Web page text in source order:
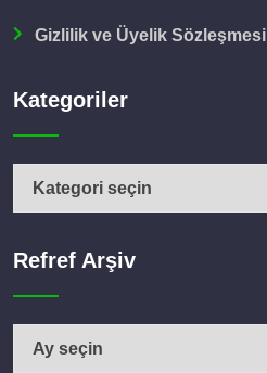
Gizlilik ve Üyelik Sözleşmesi
Kategoriler
Refref Arşiv